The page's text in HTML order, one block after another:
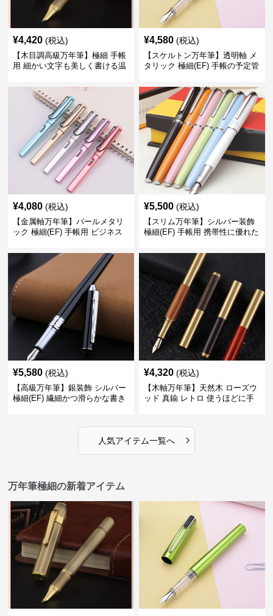
¥4,420 (税込)
【木目調高級万年筆】極細 手帳
用 細かい文字も美しく書ける温
¥4,580 (税込)
【スケルトン万年筆】透明軸 メ
タリック 極細(EF) 手帳の予定管
デザイン
¥4,080 (税込)
【金属軸万年筆】パールメタリ
ック 極細(EF) 手帳用 ビジネス
る
¥5,500 (税込)
【スリム万年筆】シルバー装飾
極細(EF) 手帳用 携帯性に優れた
ートに筆記
¥5,580 (税込)
【高級万年筆】銀装飾 シルバー
極細(EF) 繊細かつ滑らかな書き
¥4,320 (税込)
【木軸万年筆】天然木 ローズウ
ッド 真鍮 レトロ 使うほどに手
人気アイテム一覧へ ›
万年筆極細の新着アイテム